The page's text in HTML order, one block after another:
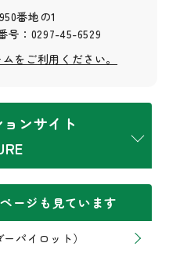
番地の1
号：0297-45-6529
をご利用ください。
ンサイト
ージも見ています
パイロット）